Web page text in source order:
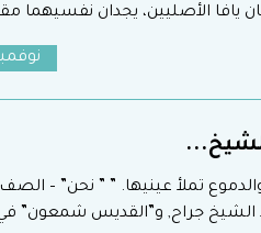
نوفمبر 11,
تملأ عينيها. ” ” نحن” –
الشيخ جراح, و”القديس شمعون”